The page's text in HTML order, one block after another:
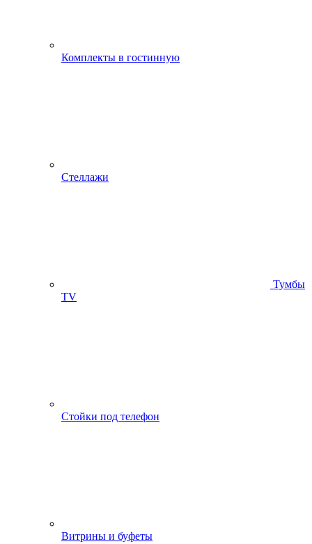
Комплекты в гостинную
Стеллажи
Тумбы
ТV
Стойки под телефон
Витрины и буфеты